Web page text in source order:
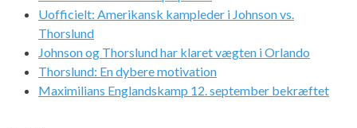
Uofficielt: Amerikansk kampleder i Johnson vs.
Thorslund
Johnson og Thorslund har klaret vægten i Orlando
Thorslund: En dybere motivation
Maximilians Englandskamp 12. september bekræftet